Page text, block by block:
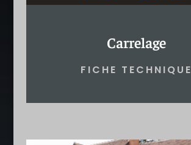
Carrelage
FICHE TECHNIQUE